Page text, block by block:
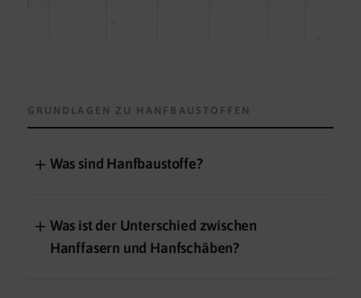
GRUNDLAGEN ZU HANFBAUSTOFFEN
＋ Was sind Hanfbaustoffe?
＋ Was ist der Unterschied zwischen
Hanffasern und Hanfschäben?